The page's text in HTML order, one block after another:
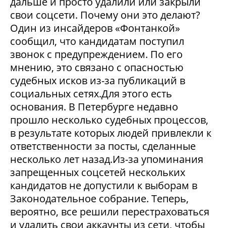
свои соцсети. Почему они это делают?
Один из инсайдеров «Фонтанкой»
сообщил, что кандидатам поступил
звонок с предупреждением. По его
мнению, это связано с опасностью
судебных исков из-за публикаций в
социальных сетях.Для этого есть
основания. В Петербурге недавно
прошло несколько судебных процессов,
в результате которых людей привлекли к
ответственности за посты, сделанные
несколько лет назад.Из-за упоминания
запрещенных соцсетей нескольких
кандидатов не допустили к выборам в
Законодательное собрание. Теперь,
вероятно, все решили перестраховаться
и удалить свои аккаунты из сети, чтобы